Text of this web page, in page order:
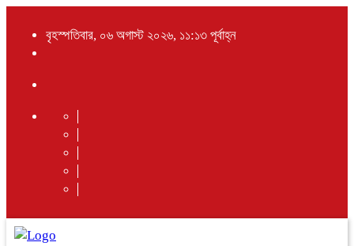
বৃহস্পতিবার, ০৬ অগাস্ট ২০২৬, ১১:১৩ পূর্বাহ্ন